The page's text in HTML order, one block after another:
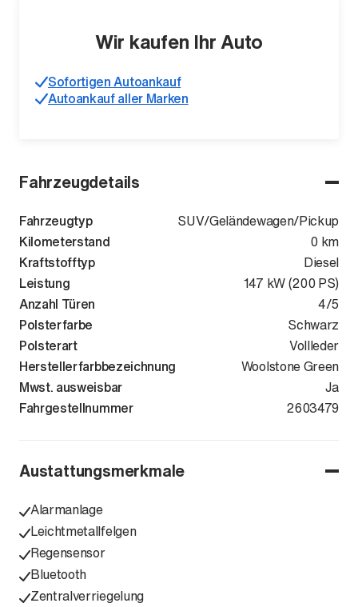
Fahrzeugdetails
Fahrzeugtyp
SUV/Geländewagen/Pickup
Kilometerstand
0 km
Kraftstofftyp
Diesel
Leistung
147 kW (200 PS)
Anzahl Türen
4/5
Polsterfarbe
Schwarz
Polsterart
Vollleder
Herstellerfarbbezeichnung
Woolstone Green
Mwst. ausweisbar
Ja
Fahrgestellnummer
2603479
Austattungsmerkmale
Alarmanlage
Leichtmetallfelgen
Regensensor
Bluetooth
Zentralverriegelung
Wir kaufen Ihr Auto
Sofortigen Autoankauf
Autoankauf aller Marken